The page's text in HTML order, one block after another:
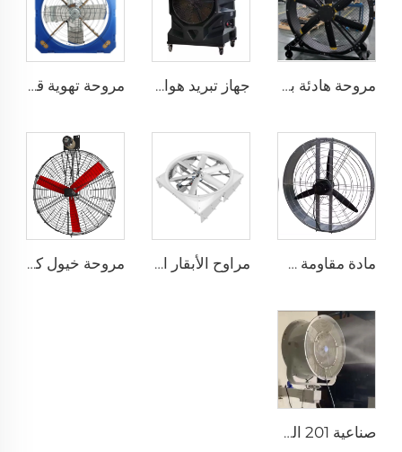
مروحة هادئة بحجم 80 بوصة وقوة 220 فولت مع قاعدة من الألمنيوم طولها 2000 ملم، مروحة أرضية قابلة للحركة لمراكز اللياقة البدنية والمطاعم والمزارع والمرافق الصناعية جهاز تبريد هواء بخاري محمول صناعي بقوة 750 واط مروحة تهوية قطرها 1.2 متر لمزرعة الأبقار مروحة استنزاف خضراء لمزرعة الأبقار مروحة استنزاف الحليب
مادة مقاومة طويلة الأمد بسعر مصنع عالي الجودة 950 مم مروحة تهوية جدارية دائرية لمزرعة الأبقار مراوح الأبقار الإعصارية لمزارع الألبان بقطر 72 بوصة لتبريد الهواء وإخراج الهواء لمزارع الخنازير ووحدات التهوية مروحة خيول كهربائية مثبتة على الحائط مع محرك 380V لمزارع الأبقار والمحاصيل
صناعية 201 الفولاذ المقاوم للصدأ أفضل مجموعة مروحة جدارية ضبابية مع ماء ارتفاع درجة الحرارة المنخفض 24 28 32 36 إنش مروحة جدارية رذاذ